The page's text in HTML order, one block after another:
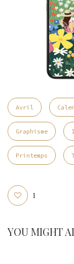
Avril
Graphisme
Printemps
1
YOU MIGHT